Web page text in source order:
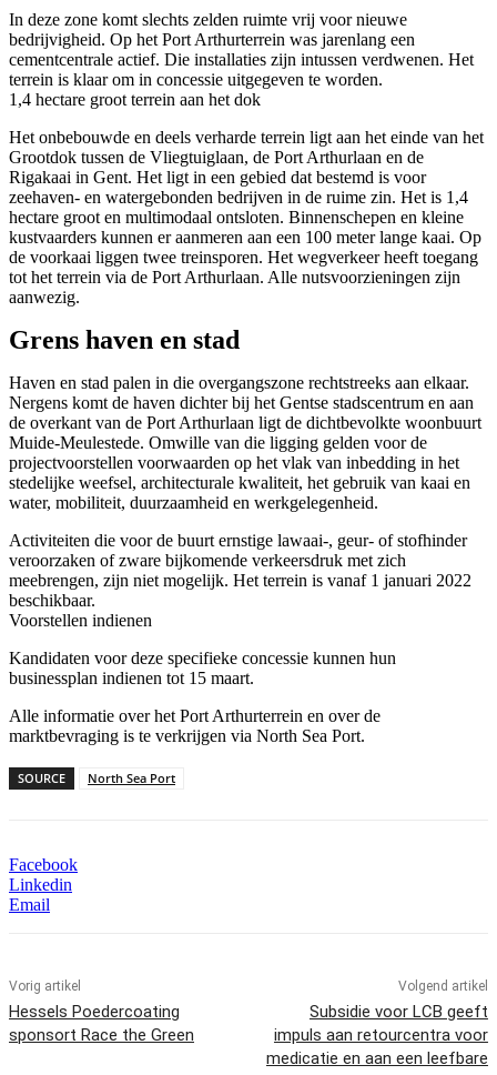
In deze zone komt slechts zelden ruimte vrij voor nieuwe
bedrijvigheid. Op het Port Arthurterrein was jarenlang een
cementcentrale actief. Die installaties zijn intussen verdwenen. Het
terrein is klaar om in concessie uitgegeven te worden.
1,4 hectare groot terrein aan het dok
Het onbebouwde en deels verharde terrein ligt aan het einde van het
Grootdok tussen de Vliegtuiglaan, de Port Arthurlaan en de
Rigakaai in Gent. Het ligt in een gebied dat bestemd is voor
zeehaven- en watergebonden bedrijven in de ruime zin. Het is 1,4
hectare groot en multimodaal ontsloten. Binnenschepen en kleine
kustvaarders kunnen er aanmeren aan een 100 meter lange kaai. Op
de voorkaai liggen twee treinsporen. Het wegverkeer heeft toegang
tot het terrein via de Port Arthurlaan. Alle nutsvoorzieningen zijn
aanwezig.
Grens haven en stad
Haven en stad palen in die overgangszone rechtstreeks aan elkaar.
Nergens komt de haven dichter bij het Gentse stadscentrum en aan
de overkant van de Port Arthurlaan ligt de dichtbevolkte woonbuurt
Muide-Meulestede. Omwille van die ligging gelden voor de
projectvoorstellen voorwaarden op het vlak van inbedding in het
stedelijke weefsel, architecturale kwaliteit, het gebruik van kaai en
water, mobiliteit, duurzaamheid en werkgelegenheid.
Activiteiten die voor de buurt ernstige lawaai-, geur- of stofhinder
veroorzaken of zware bijkomende verkeersdruk met zich
meebrengen, zijn niet mogelijk. Het terrein is vanaf 1 januari 2022
beschikbaar.
Voorstellen indienen
Kandidaten voor deze specifieke concessie kunnen hun
businessplan indienen tot 15 maart.
Alle informatie over het Port Arthurterrein en over de
marktbevraging is te verkrijgen via North Sea Port.
SOURCE North Sea Port
Facebook
Linkedin
Email
Vorig artikel
Hessels Poedercoating
sponsort Race the Green
Volgend artikel
Subsidie voor LCB geeft
impuls aan retourcentra voor
medicatie en aan een leefbare